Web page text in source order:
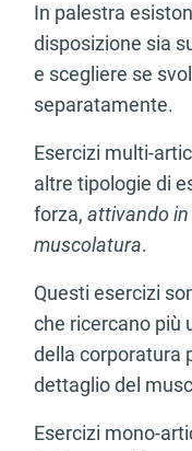
In palestra
disposizione sia
e scegliere se
separatamente.
Esercizi multi-
altre tipologie di
forza, attivando in
muscolatura.
Questi esercizi
che ricercano più
della corporatura
dettaglio del
Esercizi mono-